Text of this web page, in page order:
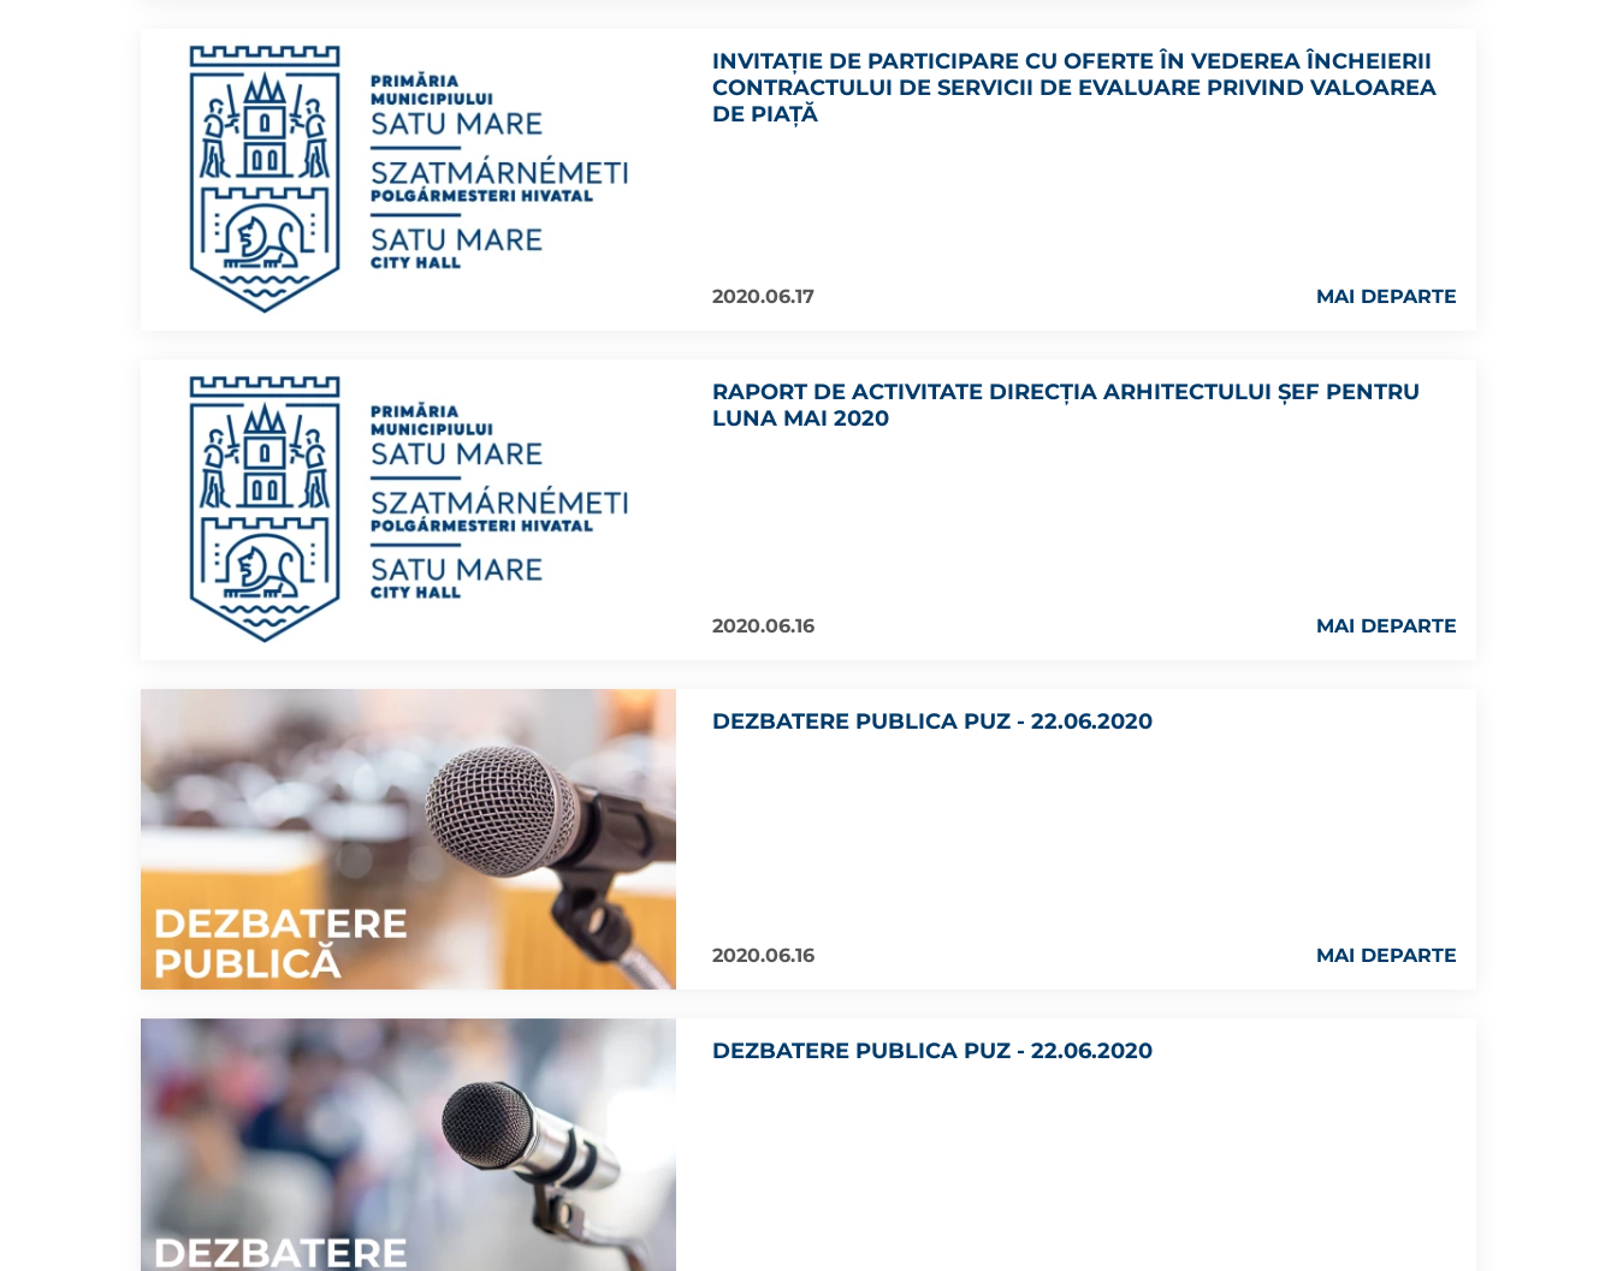
INVITAȚIE DE PARTICIPARE CU OFERTE ÎN VEDEREA ÎNCHEIERII
CONTRACTULUI DE SERVICII DE EVALUARE PRIVIND VALOAREA
DE PIAȚĂ
2020.06.17 MAI DEPARTE
RAPORT DE ACTIVITATE DIRECŢIA ARHITECTULUI ŞEF PENTRU
LUNA MAI 2020
2020.06.16 MAI DEPARTE
DEZBATERE PUBLICA PUZ - 22.06.2020
2020.06.16 MAI DEPARTE
DEZBATERE PUBLICA PUZ - 22.06.2020